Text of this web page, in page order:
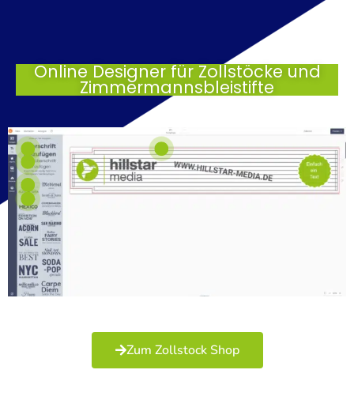
Online Designer für Zollstöcke und
Zimmermannsbleistifte
Zum Zollstock Shop